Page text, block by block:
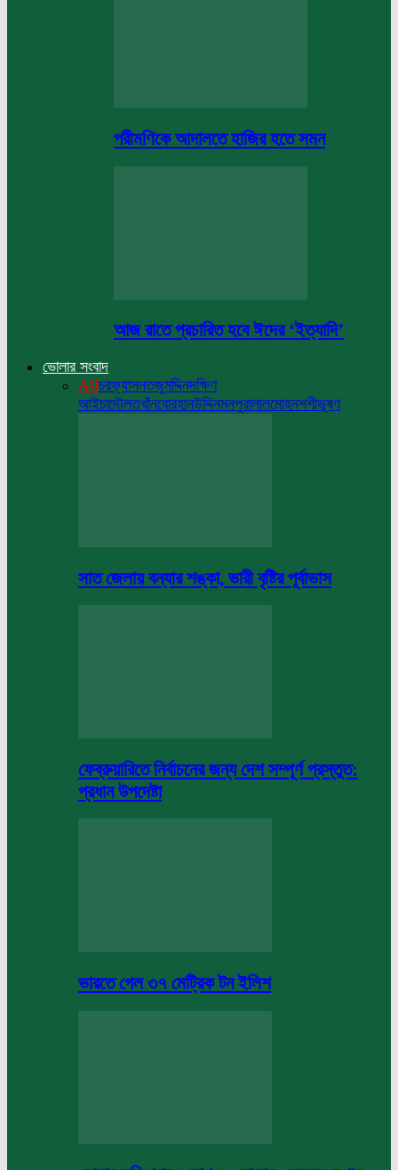
পরীমণিকে আদালতে হাজির হতে সমন
আজ রাতে প্রচারিত হবে ঈদের ‘ইত্যাদি’
ভোলার সংবাদ
Allচরফ্যাসনতজুমদ্দিনদক্ষিণ
আইচাদৌলতখাঁনবোরহানউদ্দিনমনপুরালালমোহনশশীভূষণ
সাত জেলায় বন্যার শঙ্কা, ভারী বৃষ্টির পূর্বাভাস
ফেব্রুয়ারিতে নির্বাচনের জন্য দেশ সম্পূর্ণ প্রস্তুত:
প্রধান উপদেষ্টা
ভারতে গেল ৩৭ মেট্রিক টন ইলিশ